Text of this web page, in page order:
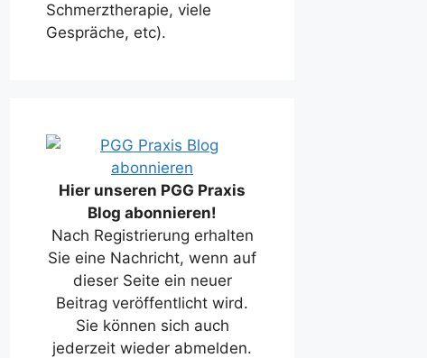
Schmerztherapie, viele
Gespräche, etc).
Hier unseren PGG Praxis
Blog abonnieren!
Nach Registrierung erhalten
Sie eine Nachricht, wenn auf
dieser Seite ein neuer
Beitrag veröffentlicht wird.
Sie können sich auch
jederzeit wieder abmelden.